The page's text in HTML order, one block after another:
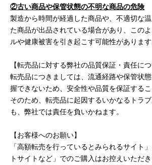
②古い商品や保管状態の不明な商品の危険
製造から時間が経過した商品や、不適切な
た商品が出品されている場合があり、この
ルや健康被害を引き起こす可能性があります
【転売品に対する弊社の品質保証・責任につ
転売品につきましては、流通経路や保管状
握できないため、安全性や品質を保証するこ
そのため、転売品に起因するいかなるトラ
も、弊社では責任を負いかねます。
【お客様へのお願い】
「高額転売を行っているとみられるサイト
トサイトなど」でのご購入はお控えいただ